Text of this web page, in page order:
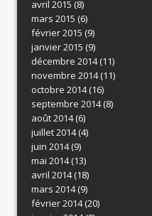
avril 2015 (8)
mars 2015 (6)
février 2015 (9)
janvier 2015 (9)
décembre 2014(11)
novembre 2014(11)
octobre 2014(16)
septembre 2014(8)
août 2014(6)
juillet 2014(4)
juin 2014(9)
mai 2014(13)
avril 2014(18)
mars 2014(9)
février 2014(20)